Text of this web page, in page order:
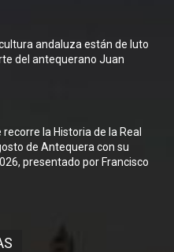
andaluza están de luto
del antequerano Juan
recorre la Historia de la Real
de Antequera con su
presentado por Francisco